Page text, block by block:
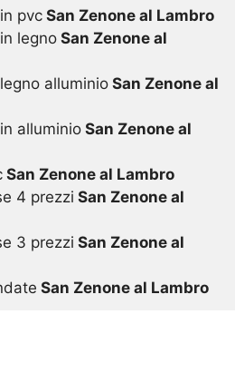
pvcSan Zenone al Lambro
legnoSan Zenone al
alluminioSan Zenone al
alluminioSan Zenone al
San Zenone al Lambro
4 prezzi San Zenone al
3 prezzi San Zenone al
San Zenone al Lambro